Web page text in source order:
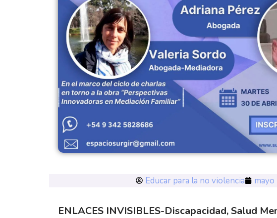
Educar para la no violencia
ENLACES INVISIBLES-Discapacidad, Salud